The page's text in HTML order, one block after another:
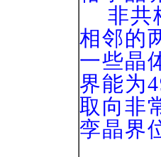
非共
相邻的
一些晶
界能为
取向非
孪晶界